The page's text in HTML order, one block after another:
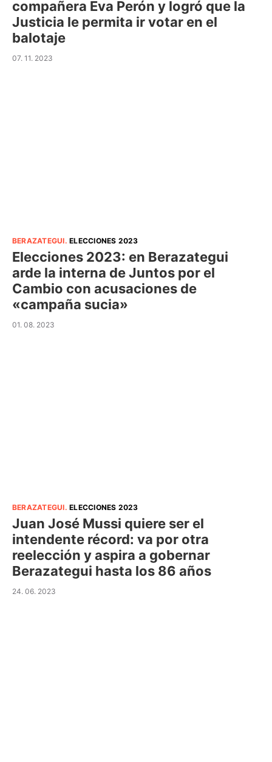
compañera Eva Perón y logró que la
Justicia le permita ir votar en el
balotaje
07. 11. 2023
BERAZATEGUI.ELECCIONES 2023
Elecciones 2023: en Berazategui
arde la interna de Juntos por el
Cambio con acusaciones de
«campaña sucia»
01. 08. 2023
BERAZATEGUI.ELECCIONES 2023
Juan José Mussi quiere ser el
intendente récord: va por otra
reelección y aspira a gobernar
Berazategui hasta los 86 años
24. 06. 2023